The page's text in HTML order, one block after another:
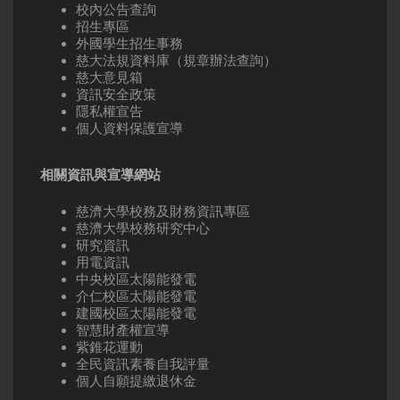
校內公告查詢
招生專區
外國學生招生事務
慈大法規資料庫（規章辦法查詢）
慈大意見箱
資訊安全政策
隱私權宣告
個人資料保護宣導
相關資訊與宣導網站
慈濟大學校務及財務資訊專區
慈濟大學校務研究中心
研究資訊
用電資訊
中央校區太陽能發電
介仁校區太陽能發電
建國校區太陽能發電
智慧財產權宣導
紫錐花運動
全民資訊素養自我評量
個人自願提繳退休金